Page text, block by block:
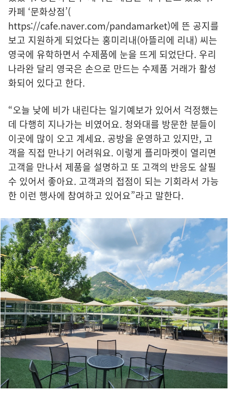
카페 ‘문화상점’(
https://cafe.naver.com/pandamarket)에 뜬 공지를
보고 지원하게 되었다는 홍미리내(아뜰리에 리내) 씨는
영국에 유학하면서 수제품에 눈을 뜨게 되었단다. 우리
나라완 달리 영국은 손으로 만드는 수제품 거래가 활성
화되어 있다고 한다.
“오늘 낮에 비가 내린다는 일기예보가 있어서 걱정했는
데 다행히 지나가는 비였어요. 청와대를 방문한 분들이
이곳에 많이 오고 계세요. 공방을 운영하고 있지만, 고
객을 직접 만나기 어려워요. 이렇게 플리마켓이 열리면
고객을 만나서 제품을 설명하고 또 고객의 반응도 살필
수 있어서 좋아요. 고객과의 접점이 되는 기회라서 가능
한 이런 행사에 참여하고 있어요”라고 말한다.